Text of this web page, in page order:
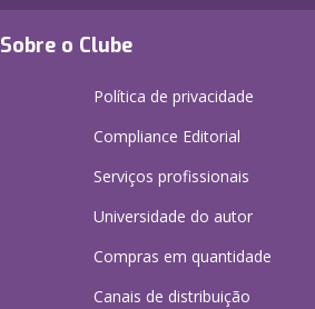
Sobre o Clube
Política de privacidade
Compliance Editorial
Serviços profissionais
Universidade do autor
Compras em quantidade
Canais de distribuição